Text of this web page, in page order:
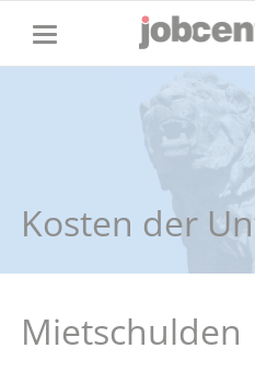
Kosten der
Mietschulden